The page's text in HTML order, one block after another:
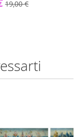
19,00 €